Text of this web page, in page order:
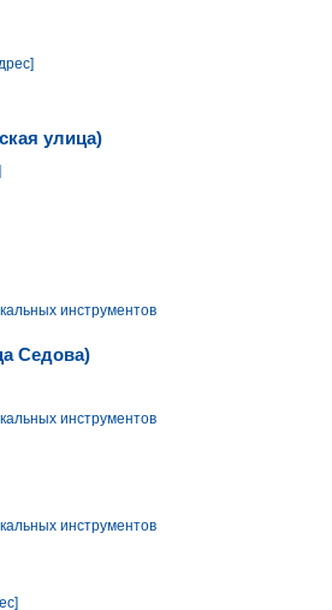
улица)
инструментов
Седова)
инструментов
инструментов